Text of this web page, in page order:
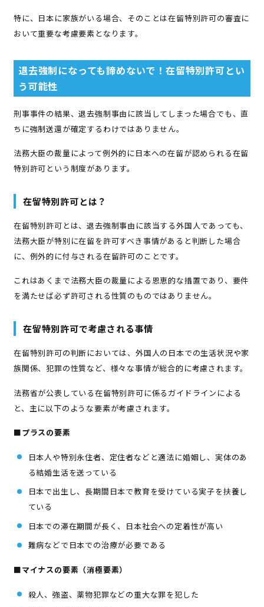
特に、日本に家族がいる場合、そのことは在留特別許可の審査に
おいて重要な考慮要素となります。
退去強制になっても諦めないで！在留特別許可とい
う可能性
刑事事件の結果、退去強制事由に該当してしまった場合でも、直
ちに強制送還が確定するわけではありません。
法務大臣の裁量によって例外的に日本への在留が認められる在留
特別許可という制度があります。
在留特別許可とは？
在留特別許可とは、退去強制事由に該当する外国人であっても、
法務大臣が特別に在留を許可すべき事情があると判断した場合
に、例外的に付与される在留許可のことです。
これはあくまで法務大臣の裁量による恩恵的な措置であり、要件
を満たせば必ず許可される性質のものではありません。
在留特別許可で考慮される事情
在留特別許可の判断においては、外国人の日本での生活状況や家
族関係、犯罪の性質など、様々な事情が総合的に考慮されます。
法務省が公表している在留特別許可に係るガイドラインによる
と、主に以下のような要素が考慮されます。
■プラスの要素
日本人や特別永住者、定住者などと適法に婚姻し、実体のあ
る結婚生活を送っている
日本で出生し、長期間日本で教育を受けている実子を扶養し
ている
日本での滞在期間が長く、日本社会への定着性が高い
難病などで日本での治療が必要である
■マイナスの要素（消極要素）
殺人、強盗、薬物犯罪などの重大な罪を犯した